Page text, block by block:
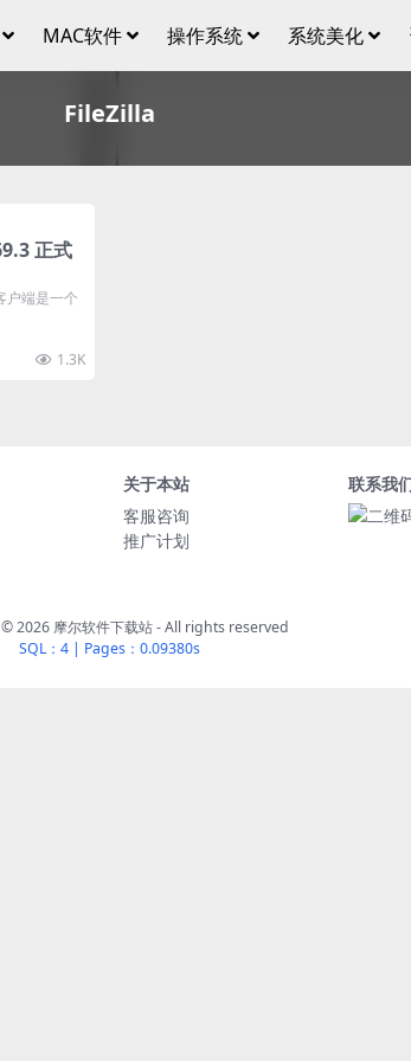
MAC软件 操作系统 系统美化
FileZilla
正式
户端是一个
1.3K
关于本站
客服咨询
推广计划
联系我
2026 摩尔软件下载站- All rights reserved
SQL：4| Pages：0.09380s